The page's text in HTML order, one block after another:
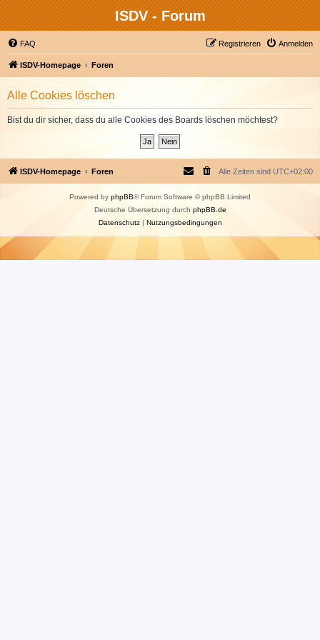
ISDV - Forum
FAQ Anmelden
Registrieren
ISDV-Homepage Foren
Alle Cookies löschen
Bist du dir sicher, dass du alle Cookies des Boards löschen möchtest?
ISDV-Homepage Foren Alle Zeiten sind UTC+02:00
Powered by phpBB® Forum Software © phpBB Limited
Deutsche Übersetzung durch phpBB.de
Datenschutz| Nutzungsbedingungen